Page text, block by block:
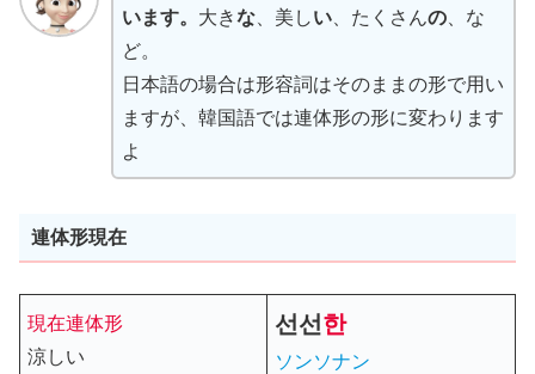
います。 大きな、美しい、たくさんの、な
ど。
日本語の場合は形容詞はそのままの形で用い
ますが、韓国語では連体形の形に変わります
よ
連体形現在
現在連体形
涼しい
선선한
ソンソナン